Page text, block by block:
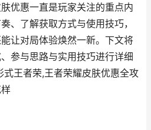
优惠一直是玩家关注的重点内
、了解获取方式与使用技巧，
让对局体验焕然一新。下文将
参与思路与实用技巧进行详细
王者荣,王者荣耀皮肤优惠全攻